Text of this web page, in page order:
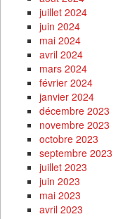
juillet 2024
juin 2024
mai 2024
avril 2024
mars 2024
février 2024
janvier 2024
décembre 2023
novembre 2023
octobre 2023
septembre 2023
juillet 2023
juin 2023
mai 2023
avril 2023